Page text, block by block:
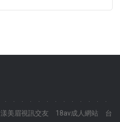
漾美眉視訊交友 18av成人網站 台